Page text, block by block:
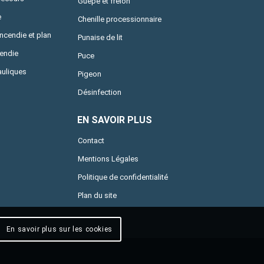
et plan
Chenille processionnaire
Punaise de lit
Puce
Pigeon
Désinfection
EN SAVOIR PLUS
Contact
Mentions Légales
Politique de confidentialité
Plan du site
En savoir plus sur les cookies